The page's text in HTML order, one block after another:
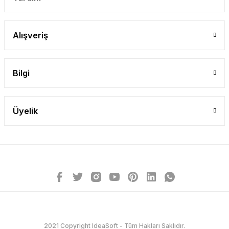
Alışveriş
Bilgi
Üyelik
2021 Copyright IdeaSoft - Tüm Hakları Saklıdır.